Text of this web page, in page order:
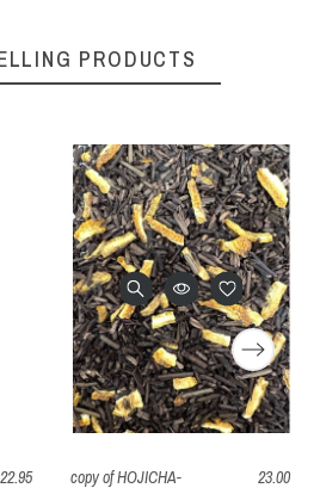
PRODUCTS
22.95
copy of HOJICHA-
23.00